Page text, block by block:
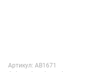
Артикул: AB1671